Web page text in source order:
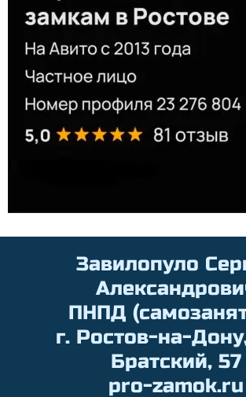
от 6000 рублей
современных технологий и свяжитесь со мной
Завилопуло
ПНПД
г. Ростов-на-
Братский, 57
pro-zamok.ru